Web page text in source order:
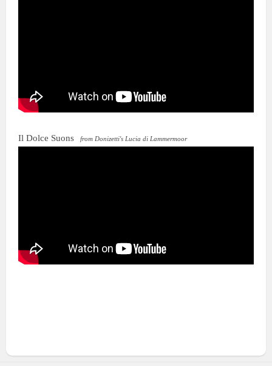
Il Dolce Suons from Donizetti's Lucia di Lammermoor